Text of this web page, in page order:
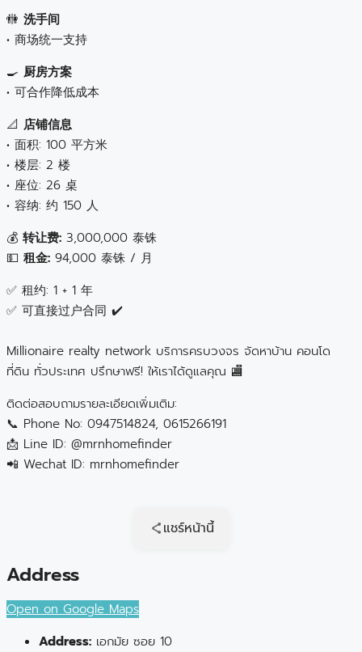
🚻 洗手间
• 商场统一支持
🍳 厨房方案
• 可合作降低成本
📐 店铺信息
• 面积: 100 平方米
• 楼层: 2 楼
• 座位: 26 桌
• 容纳: 约 150 人
💰 转让费: 3,000,000 泰铢
💵 租金: 94,000 泰铢 / 月
✅ 租约: 1 + 1 年
✅ 可直接过户合同 ✔️
Millionaire realty network บริการครบวงจร จัดหาบ้าน คอนโด
ที่ดิน ทั่วประเทศ ปรึกษาฟรี! ให้เราได้ดูแลคุณ 🏬
ติดต่อสอบถามรายละเอียดเพิ่มเติม:
📞 Phone No: 0947514824, 0615266191
📩 Line ID: @mrnhomefinder
📲 Wechat ID: mrnhomefinder
แชร์หน้านี้
Address
Open on Google Maps
Address: เอกมัย ซอย 10